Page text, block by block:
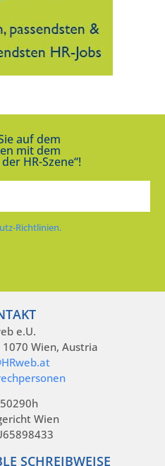
auf dem
mit dem
HR-Szene“!
Richtlinien.
e.U.
Wien, Austria
Wien
SCHREIBWEISE